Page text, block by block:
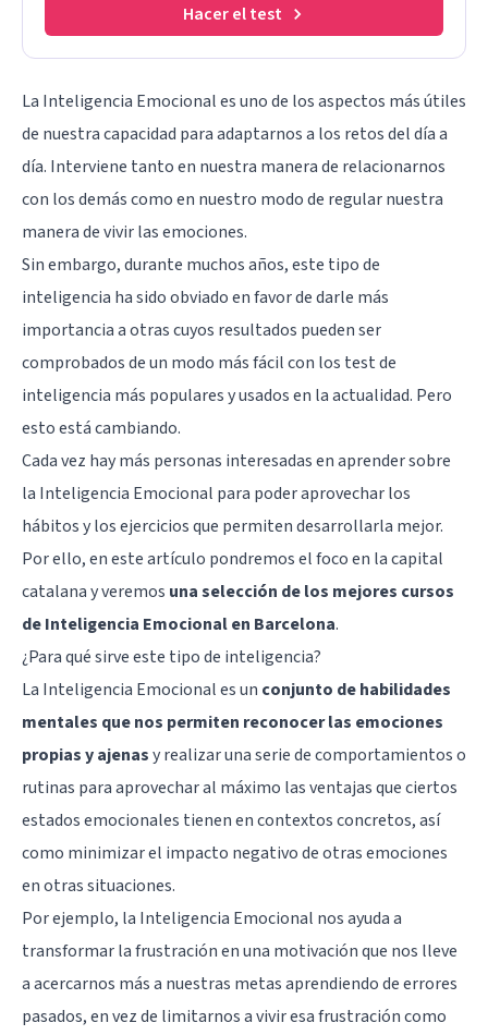
Hacer el test
La Inteligencia Emocional es uno de los aspectos más útiles
de nuestra capacidad para adaptarnos a los retos del día a
día. Interviene tanto en nuestra manera de relacionarnos
con los demás como en nuestro modo de regular nuestra
manera de vivir las emociones.
Sin embargo, durante muchos años, este tipo de
inteligencia ha sido obviado en favor de darle más
importancia a otras cuyos resultados pueden ser
comprobados de un modo más fácil con los test de
inteligencia más populares y usados en la actualidad. Pero
esto está cambiando.
Cada vez hay más personas interesadas en aprender sobre
la Inteligencia Emocional para poder aprovechar los
hábitos y los ejercicios que permiten desarrollarla mejor.
Por ello, en este artículo pondremos el foco en la capital
catalana y veremos una selección de los mejores cursos
de Inteligencia Emocional en Barcelona.
¿Para qué sirve este tipo de inteligencia?
La Inteligencia Emocional es un conjunto de habilidades
mentales que nos permiten reconocer las emociones
propias y ajenasy realizar una serie de comportamientos o
rutinas para aprovechar al máximo las ventajas que ciertos
estados emocionales tienen en contextos concretos, así
como minimizar el impacto negativo de otras emociones
en otras situaciones.
Por ejemplo, la Inteligencia Emocional nos ayuda a
transformar la frustración en una motivación que nos lleve
a acercarnos más a nuestras metas aprendiendo de errores
pasados, en vez de limitarnos a vivir esa frustración como